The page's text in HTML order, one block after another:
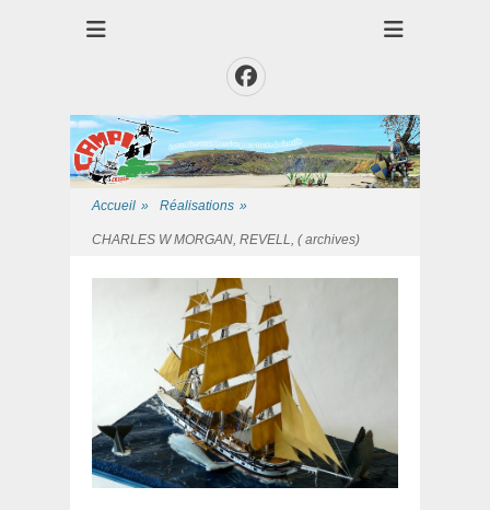
Club CAMPI
Facebook
Accueil » Réalisations »
CHARLES W MORGAN, REVELL, ( archives)